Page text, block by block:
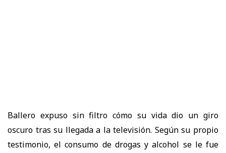
Ballero expuso sin filtro cómo su vida dio un giro
oscuro tras su llegada a la televisión. Según su propio
testimonio, el consumo de drogas y alcohol se le fue